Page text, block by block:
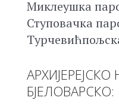
Миклеушка
Ступовачка
БЈЕЛОВАРСКО: